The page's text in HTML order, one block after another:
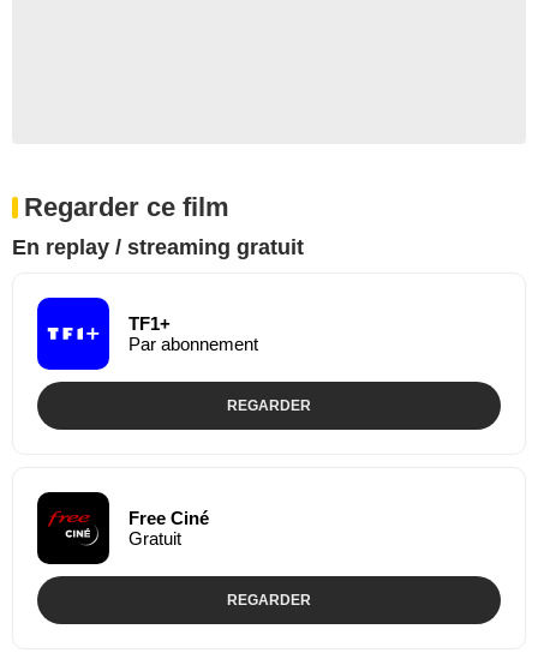
Regarder ce film
En replay / streaming gratuit
TF1+
Par abonnement
REGARDER
Free Ciné
Gratuit
REGARDER